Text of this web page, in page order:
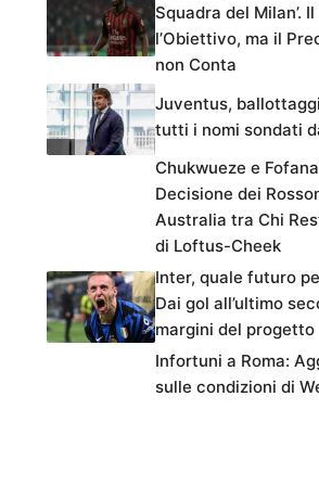
Squadra del Milan’.
l’Obiettivo, ma il
non Conta
Juventus,
tutti i nomi sondati
Chukwueze e
Decisione dei
Australia tra Chi
di Loftus-Cheek
Inter, quale futuro
Dai gol all’ultimo
margini del progetto
Infortuni a Roma:
sulle condizioni di